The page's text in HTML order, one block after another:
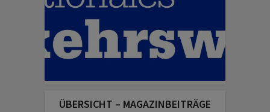
ÜBERSICHT – MAGAZINBEITRÄGE